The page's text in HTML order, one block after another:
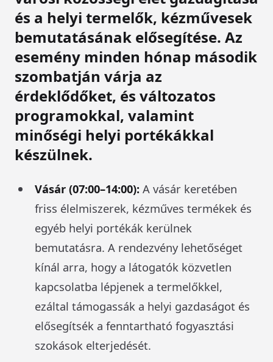
és a helyi termelők, kézművesek
bemutatásának elősegítése. Az
esemény minden hónap második
szombatján várja az
érdeklődőket, és változatos
programokkal, valamint
minőségi helyi portékákkal
készülnek.
Vásár (07:00–14:00):A vásár keretében
friss élelmiszerek, kézműves termékek és
egyéb helyi portékák kerülnek
bemutatásra. A rendezvény lehetőséget
kínál arra, hogy a látogatók közvetlen
kapcsolatba lépjenek a termelőkkel,
ezáltal támogassák a helyi gazdaságot és
elősegítsék a fenntartható fogyasztási
szokások elterjedését.